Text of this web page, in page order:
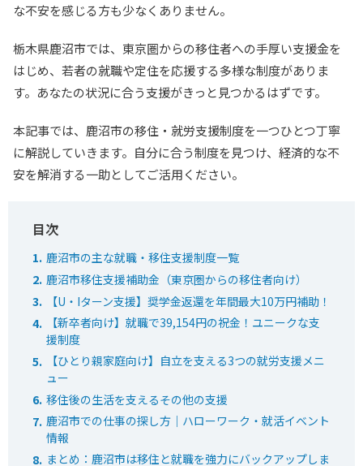
な不安を感じる方も少なくありません。
栃木県鹿沼市では、東京圏からの移住者への手厚い支援金を
はじめ、若者の就職や定住を応援する多様な制度がありま
す。あなたの状況に合う支援がきっと見つかるはずです。
本記事では、鹿沼市の移住・就労支援制度を一つひとつ丁寧
に解説していきます。自分に合う制度を見つけ、経済的な不
安を解消する一助としてご活用ください。
鹿沼市の主な就職・移住支援制度一覧
鹿沼市移住支援補助金（東京圏からの移住者向け）
【U・Iターン支援】奨学金返還を年間最大10万円補助！
【新卒者向け】就職で39,154円の祝金！ユニークな支
援制度
【ひとり親家庭向け】自立を支える3つの就労支援メニ
ュー
移住後の生活を支えるその他の支援
鹿沼市での仕事の探し方｜ハローワーク・就活イベント
情報
まとめ：鹿沼市は移住と就職を強力にバックアップしま